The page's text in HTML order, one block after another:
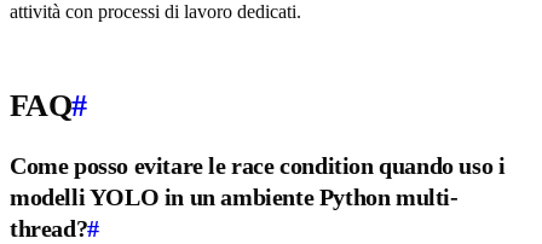
attività con processi di lavoro dedicati.
FAQ#
Come posso evitare le race condition quando uso i
modelli YOLO in un ambiente Python multi-
thread?#